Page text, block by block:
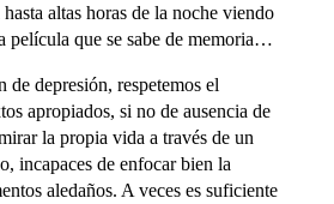
altas horas de la noche viendo
película que se sabe de memoria…
de depresión, respetemos el
apropiados, si no de ausencia de
la propia vida a través de un
incapaces de enfocar bien la
aledaños. A veces es suficiente